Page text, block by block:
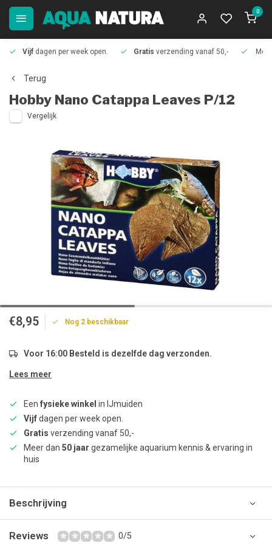
0
Vijf dagen per week open. Gratis verzending vanaf 50,-
Terug
Hobby Nano Catappa Leaves P/12
Vergelijk
€8,95 Nog 2 beschikbaar
Voor 16:00 Besteld is dezelfde dag verzonden.
Lees meer
Een fysieke winkel in IJmuiden
Vijfdagen per week open.
Gratis verzending vanaf 50,-
Meer dan 50 jaar gezamelijke aquarium kennis & ervaring in
huis
Beschrijving
Reviews 0/5